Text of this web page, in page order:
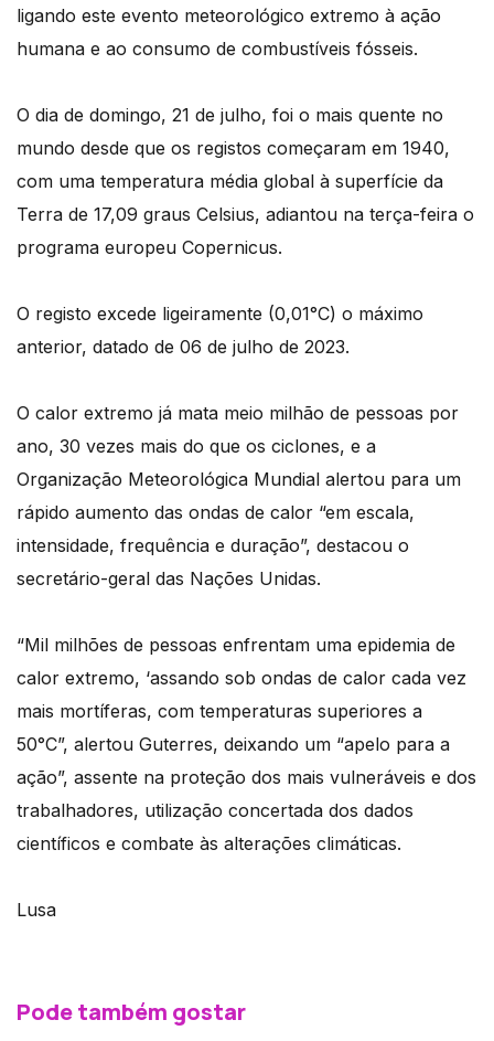
ligando este evento meteorológico extremo à ação
humana e ao consumo de combustíveis fósseis.
O dia de domingo, 21 de julho, foi o mais quente no
mundo desde que os registos começaram em 1940,
com uma temperatura média global à superfície da
Terra de 17,09 graus Celsius, adiantou na terça-feira o
programa europeu Copernicus.
O registo excede ligeiramente (0,01°C) o máximo
anterior, datado de 06 de julho de 2023.
O calor extremo já mata meio milhão de pessoas por
ano, 30 vezes mais do que os ciclones, e a
Organização Meteorológica Mundial alertou para um
rápido aumento das ondas de calor “em escala,
intensidade, frequência e duração”, destacou o
secretário-geral das Nações Unidas.
“Mil milhões de pessoas enfrentam uma epidemia de
calor extremo, ‘assando sob ondas de calor cada vez
mais mortíferas, com temperaturas superiores a
50°C”, alertou Guterres, deixando um “apelo para a
ação”, assente na proteção dos mais vulneráveis e dos
trabalhadores, utilização concertada dos dados
científicos e combate às alterações climáticas.
Lusa
Pode também gostar